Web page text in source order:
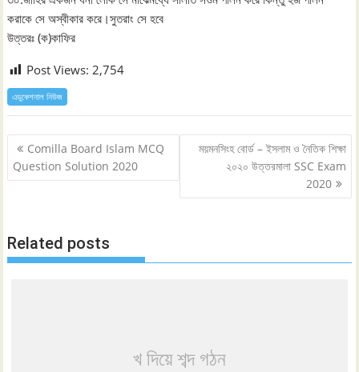
করাকে সে অস্বীকার করে।সুতরাং সে হবে
উত্তরঃ (ক)কাফির
Post Views: 2,754
এডুকেশনাল নিউজ
Post
navigation
Comilla Board Islam MCQ
Question Solution 2020
ময়মনসিংহ বোর্ড – ইসলাম ও নৈতিক শিক্ষা
২০২০ উত্তরমালা SSC Exam
2020
Related posts
খ দিয়ে শব্দ গঠন